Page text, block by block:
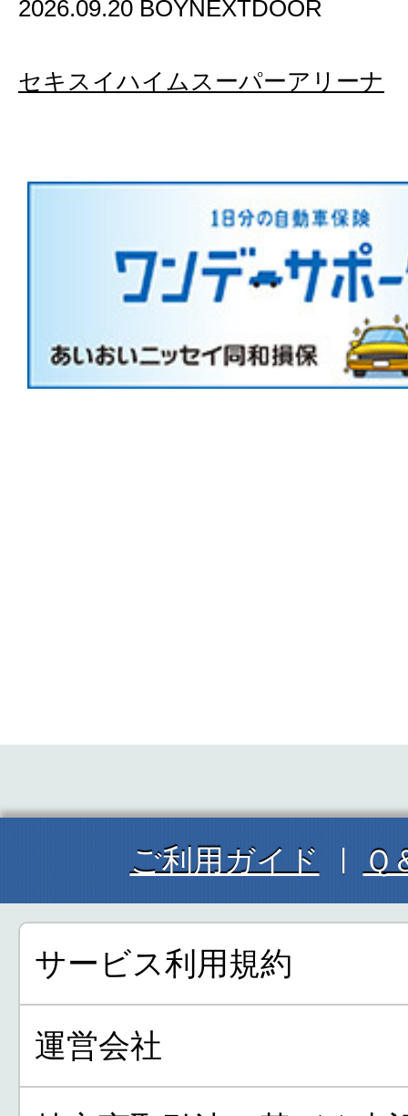
2026.09.20 BOYNEXTDOOR
セキスイハイムスーパーアリーナ
ご利用ガイド Ｑ
サービス利用規約
運営会社